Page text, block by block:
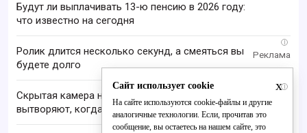
Будут ли выплачивать 13-ю пенсию в 2026 году:
что известно на сегодня
i
Ролик длится несколько секунд, а смеяться вы
будете долго
i
Скрытая камера на пляже Крыма: Что люди
вытворяют, когда их не видят...
x
Сайт использует cookie
На сайте используются cookie-файлы и другие
аналогичные технологии. Если, прочитав это
сообщение, вы остаетесь на нашем сайте, это